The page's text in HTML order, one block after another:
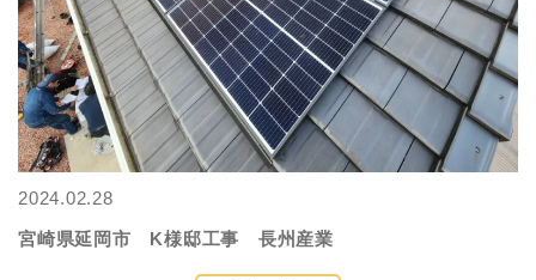
2024.02.28
宮崎県延岡市 K様邸工事 長州産業